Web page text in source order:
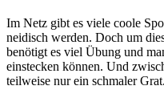
Im Netz gibt es viele coole
neidisch werden. Doch um
benötigt es viel Übung und
einstecken können. Und
teilweise nur ein schmaler Grat.